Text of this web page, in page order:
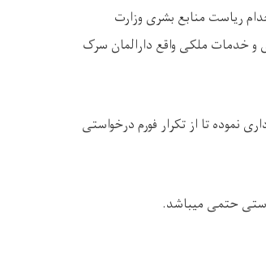
ریاست منابع بشری وزارت
و خدمات ملکی واقع دارالمان سرک
نموده تا از تکرار فورم درخواستی
حتمی میباشد.